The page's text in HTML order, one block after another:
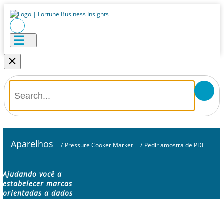
×
Aparelhos / Pressure Cooker Market / Pedir amostra de PDF
Ajudando você a
estabelecer marcas
orientadas a dados